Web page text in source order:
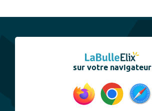
sur votre navigateur